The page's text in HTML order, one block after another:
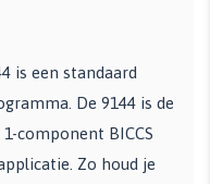
is een standaard
De 9144 is de
component BICCS
Zo houd je